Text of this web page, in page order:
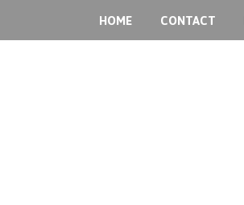
HOME CONTACT